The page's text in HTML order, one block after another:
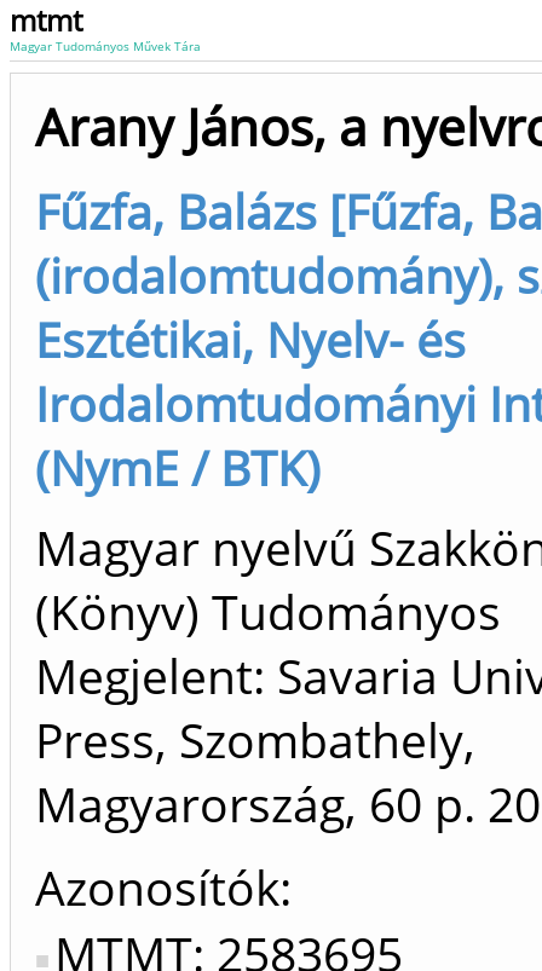
mtmt
Magyar Tudományos Művek Tára
Arany János, a
Fűzfa, Balázs [Fűzfa,
(irodalomtudomány),
Esztétikai, Nyelv- és
Irodalomtudományi
(NymE / BTK)
Magyar nyelvű
(Könyv) Tudományos
Megjelent: Savaria
Press, Szombathely,
Magyarország, 60 p.
Azonosítók
MTMT: 2583695